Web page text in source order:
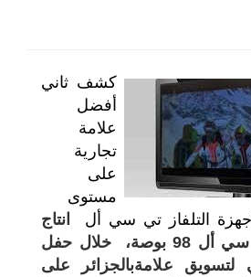
حدد الفئة
اختر بلدا/بلدان
كشف ثاني
أفضل
علامة
تجارية
على
مستوى
التلفاز تي سي أل
انتاج
سي أل
98 بوصة، خلال حفل
لتسويق علامةبالجزائر على